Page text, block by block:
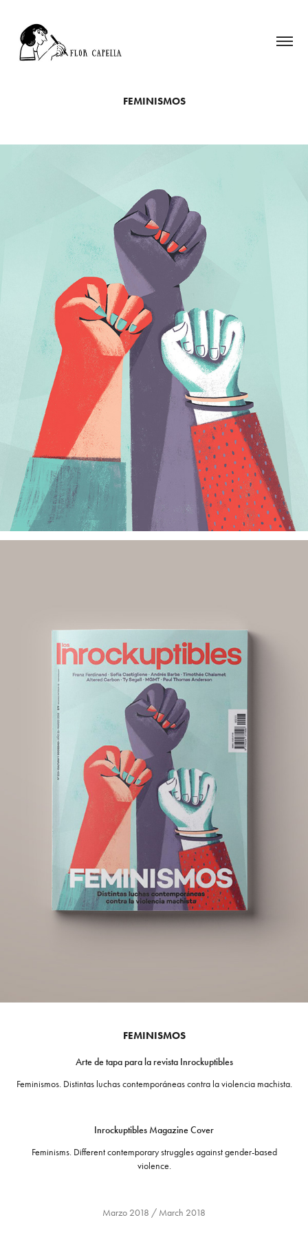
FEMINISMOS
FEMINISMOS
Arte de tapa para la revista Inrockuptibles
Feminismos. Distintas luchas contemporáneas contra la violencia machista.
Inrockuptibles Magazine Cover
Feminisms. Different contemporary struggles against gender-based
violence.
Marzo 2018 / March 2018